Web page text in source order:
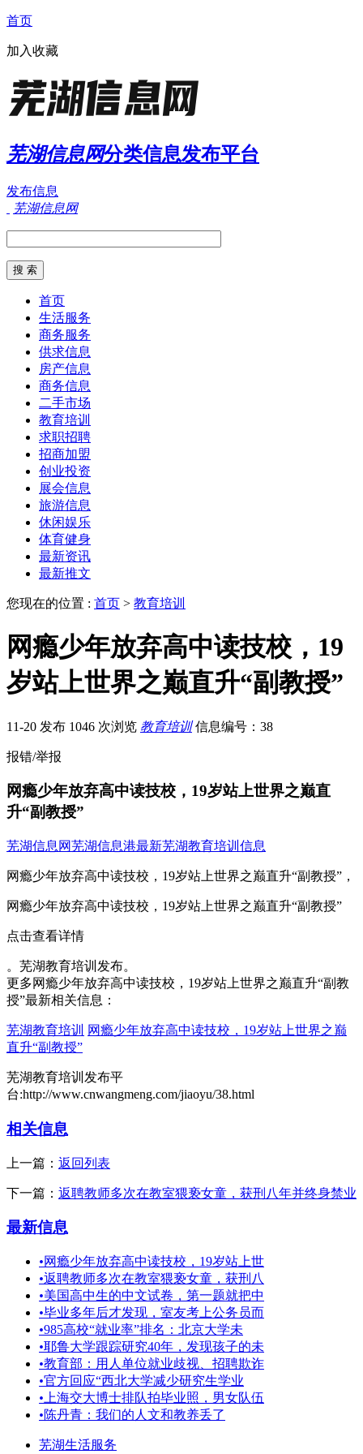
首页
加入收藏
芜湖信息网分类信息发布平台
发布信息
芜湖信息网
首页
生活服务
商务服务
供求信息
房产信息
商务信息
二手市场
教育培训
求职招聘
招商加盟
创业投资
展会信息
旅游信息
休闲娱乐
体育健身
最新资讯
最新推文
您现在的位置 : 首页 > 教育培训
网瘾少年放弃高中读技校，19
岁站上世界之巅直升“副教授”
11-20 发布 1046 次浏览 教育培训 信息编号：38
报错/举报
网瘾少年放弃高中读技校，19岁站上世界之巅直
升“副教授”
芜湖信息网芜湖信息港最新芜湖教育培训信息
网瘾少年放弃高中读技校，19岁站上世界之巅直升“副教授”，
网瘾少年放弃高中读技校，19岁站上世界之巅直升“副教授”
点击查看详情
。芜湖教育培训发布。
更多网瘾少年放弃高中读技校，19岁站上世界之巅直升“副教
授”最新相关信息：
芜湖教育培训
网瘾少年放弃高中读技校，19岁站上世界之巅
直升“副教授”
芜湖教育培训发布平
台:http://www.cnwangmeng.com/jiaoyu/38.html
相关信息
上一篇： 返回列表
下一篇： 返聘教师多次在教室猥亵女童，获刑八年并终身禁业
最新信息
•网瘾少年放弃高中读技校，19岁站上世
•返聘教师多次在教室猥亵女童，获刑八
•美国高中生的中文试卷，第一题就把中
•毕业多年后才发现，室友考上公务员而
•985高校“就业率”排名：北京大学未
•耶鲁大学跟踪研究40年，发现孩子的未
•教育部：用人单位就业歧视、招聘欺诈
•官方回应“西北大学减少研究生学业
• 上海交大博士排队拍毕业照，男女队伍
•陈丹青：我们的人文和教养丢了
芜湖生活服务